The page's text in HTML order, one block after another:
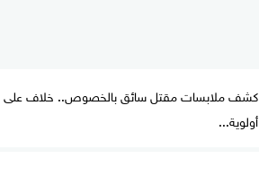
كشف ملابسات مقتل سائق بالخصوص.. خلاف على
أولوية...